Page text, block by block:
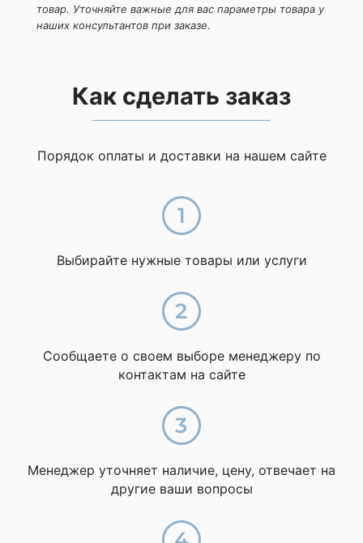
товар. Уточняйте важные для вас параметры товара у
наших консультантов при заказе.
Как сделать заказ
Порядок оплаты и доставки на нашем сайте
Выбирайте нужные товары или услуги
Сообщаете о своем выборе менеджеру по
контактам на сайте
Менеджер уточняет наличие, цену, отвечает на
другие ваши вопросы